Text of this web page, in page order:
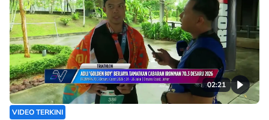
02:21
VIDEO TERKINI